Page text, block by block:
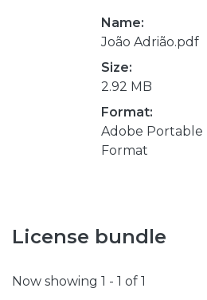
Name:
João Adrião.pdf
Size:
2.92 MB
Format:
Adobe
Format
License bundle
Now showing 1 - 1 of 1